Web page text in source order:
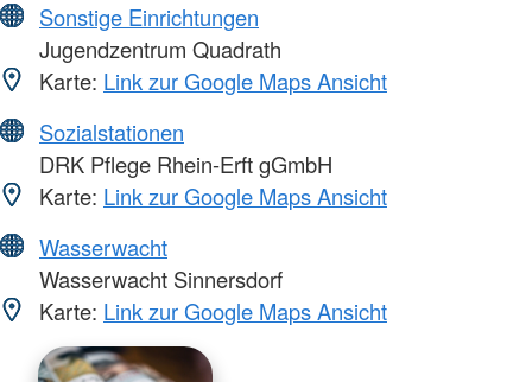
Sonstige Einrichtungen
Jugendzentrum Quadrath
Karte: Link zur Google Maps Ansicht
Sozialstationen
DRK Pflege Rhein-Erft gGmbH
Karte: Link zur Google Maps Ansicht
Wasserwacht
Wasserwacht Sinnersdorf
Karte: Link zur Google Maps Ansicht